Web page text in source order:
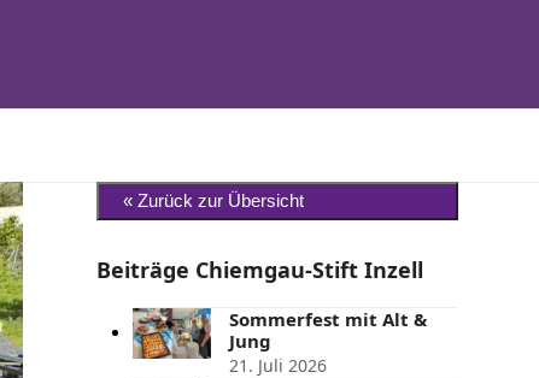
Beiträge Chiemgau-Stift Inzell
Sommerfest mit Alt &
Jung
21. Juli 2026